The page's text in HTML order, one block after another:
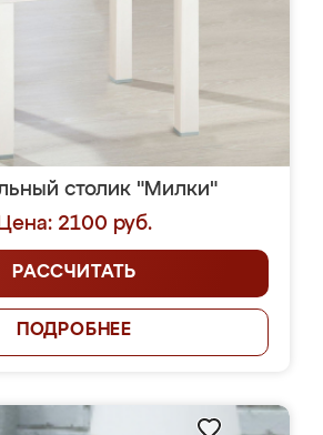
столик "Милки"
Цена: 2100 руб.
РАССЧИТАТЬ
ПОДРОБНЕЕ